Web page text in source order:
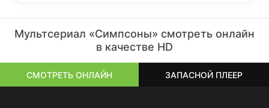
Мультсериал «Симпсоны» смотреть онлайн
в качестве HD
СМОТРЕТЬ ОНЛАЙН ЗАПАСНОЙ ПЛЕЕР